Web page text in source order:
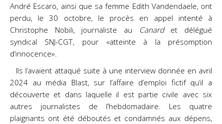
André Escaro, ainsi que sa femme Edith Vandendaele, ont
perdu, le 30 octobre, le procès en appel intenté à
Christophe Nobili, journaliste au
Canardet délégué
syndical SNJ-CGT, pour «atteinte à la présomption
d’innocence».
Ils l’avaient attaqué suite à une interview donnée en avril
2024 au média Blast, sur l’affaire d’emploi fictif qu’il a
découverte et dans laquelle il est partie civile avec six
autres journalistes de l’hebdomadaire. Les quatre
plaignants ont été déboutés et condamnés aux dépens,